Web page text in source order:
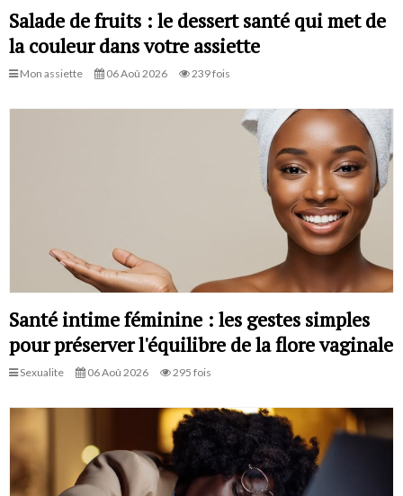
Salade de fruits : le dessert santé qui met de
la couleur dans votre assiette
Mon assiette 06 Aoû 2026 239 fois
Santé intime féminine : les gestes simples
pour préserver l'équilibre de la flore vaginale
Sexualite 06 Aoû 2026 295 fois